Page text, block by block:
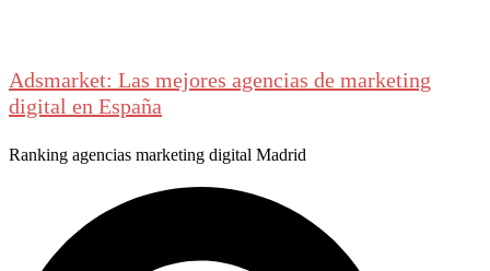
Adsmarket: Las mejores agencias de marketing
digital en España
Ranking agencias marketing digital Madrid